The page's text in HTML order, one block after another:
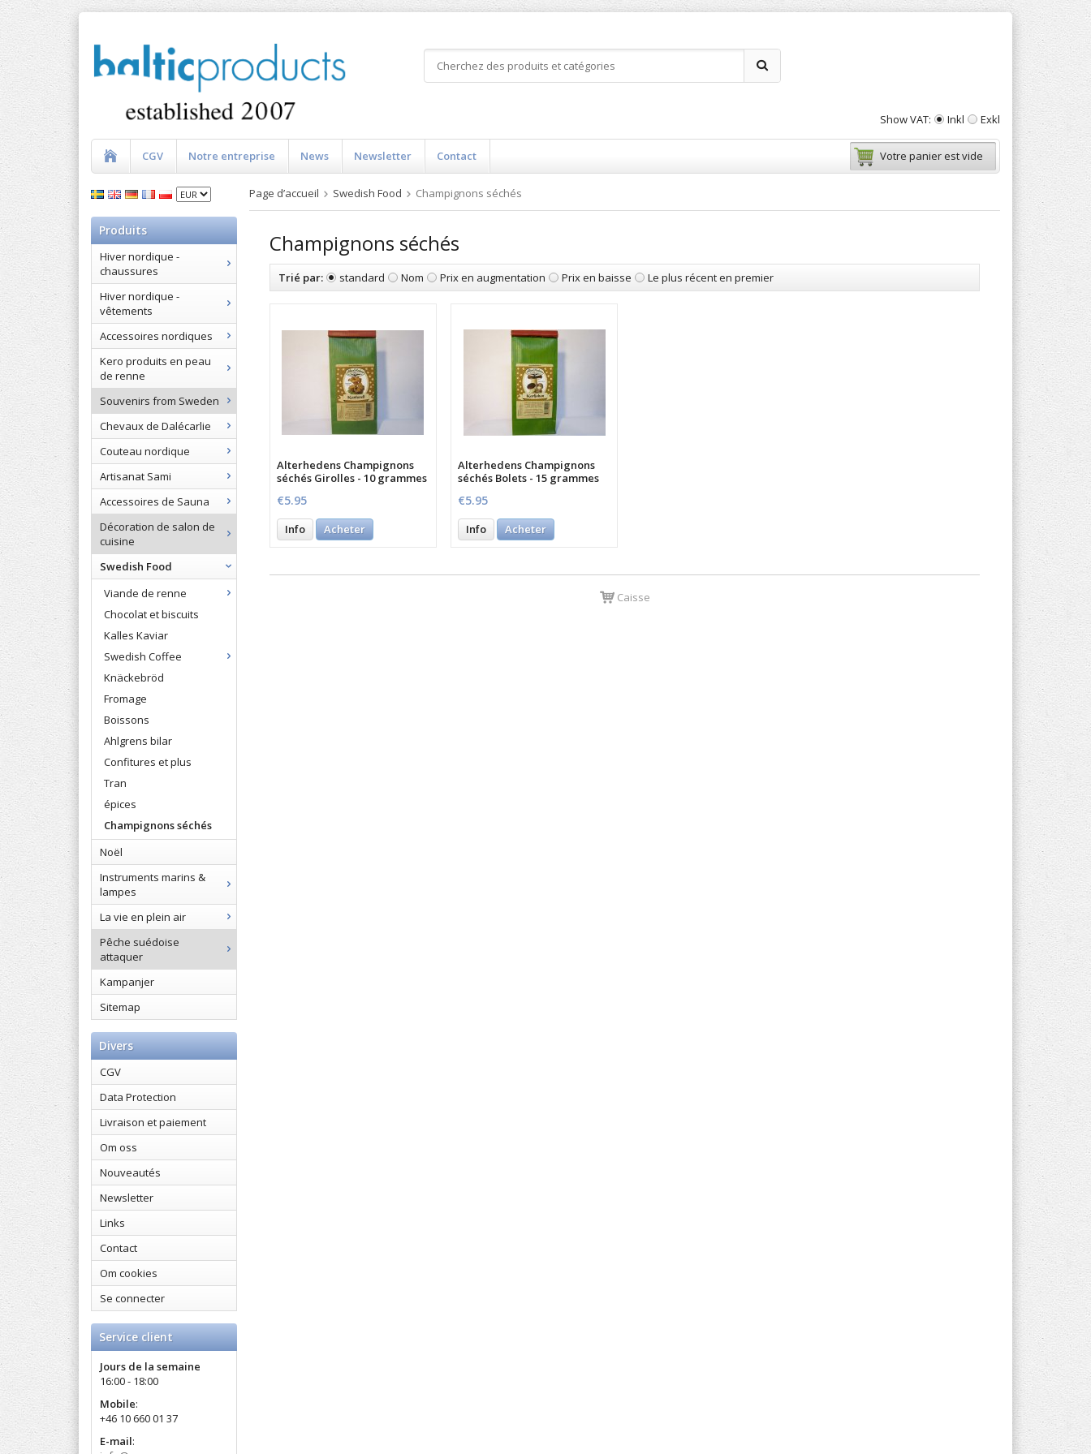
Show VAT: Inkl Exkl
CGV Notre entreprise News Newsletter Contact Votre panier est vide
Produits
Hiver nordique -
chaussures
Hiver nordique -
vêtements
Accessoires nordiques
Kero produits en peau
de renne
Souvenirs from Sweden
Chevaux de Dalécarlie
Couteau nordique
Artisanat Sami
Accessoires de Sauna
Décoration de salon de
cuisine
Swedish Food
Viande de renne
Chocolat et biscuits
Kalles Kaviar
Swedish Coffee
Knäckebröd
Fromage
Boissons
Ahlgrens bilar
Confitures et plus
Tran
épices
Champignons séchés
Noël
Instruments marins &
lampes
La vie en plein air
Pêche suédoise
attaquer
Kampanjer
Sitemap
Divers
CGV
Data Protection
Livraison et paiement
Om oss
Nouveautés
Newsletter
Links
Contact
Om cookies
Se connecter
Service client
Jours de la semaine
16:00 - 18:00
Mobile:
+46 10 660 01 37
E-mail:
Page d’accueil Swedish Food Champignons séchés
Champignons séchés
Trié par: standard Nom Prix en augmentation Prix en baisse Le plus récent en premier
Alterhedens Champignons
séchés Girolles - 10 grammes
€5.95
Info Acheter
Alterhedens Champignons
séchés Bolets - 15 grammes
€5.95
Info Acheter
Caisse